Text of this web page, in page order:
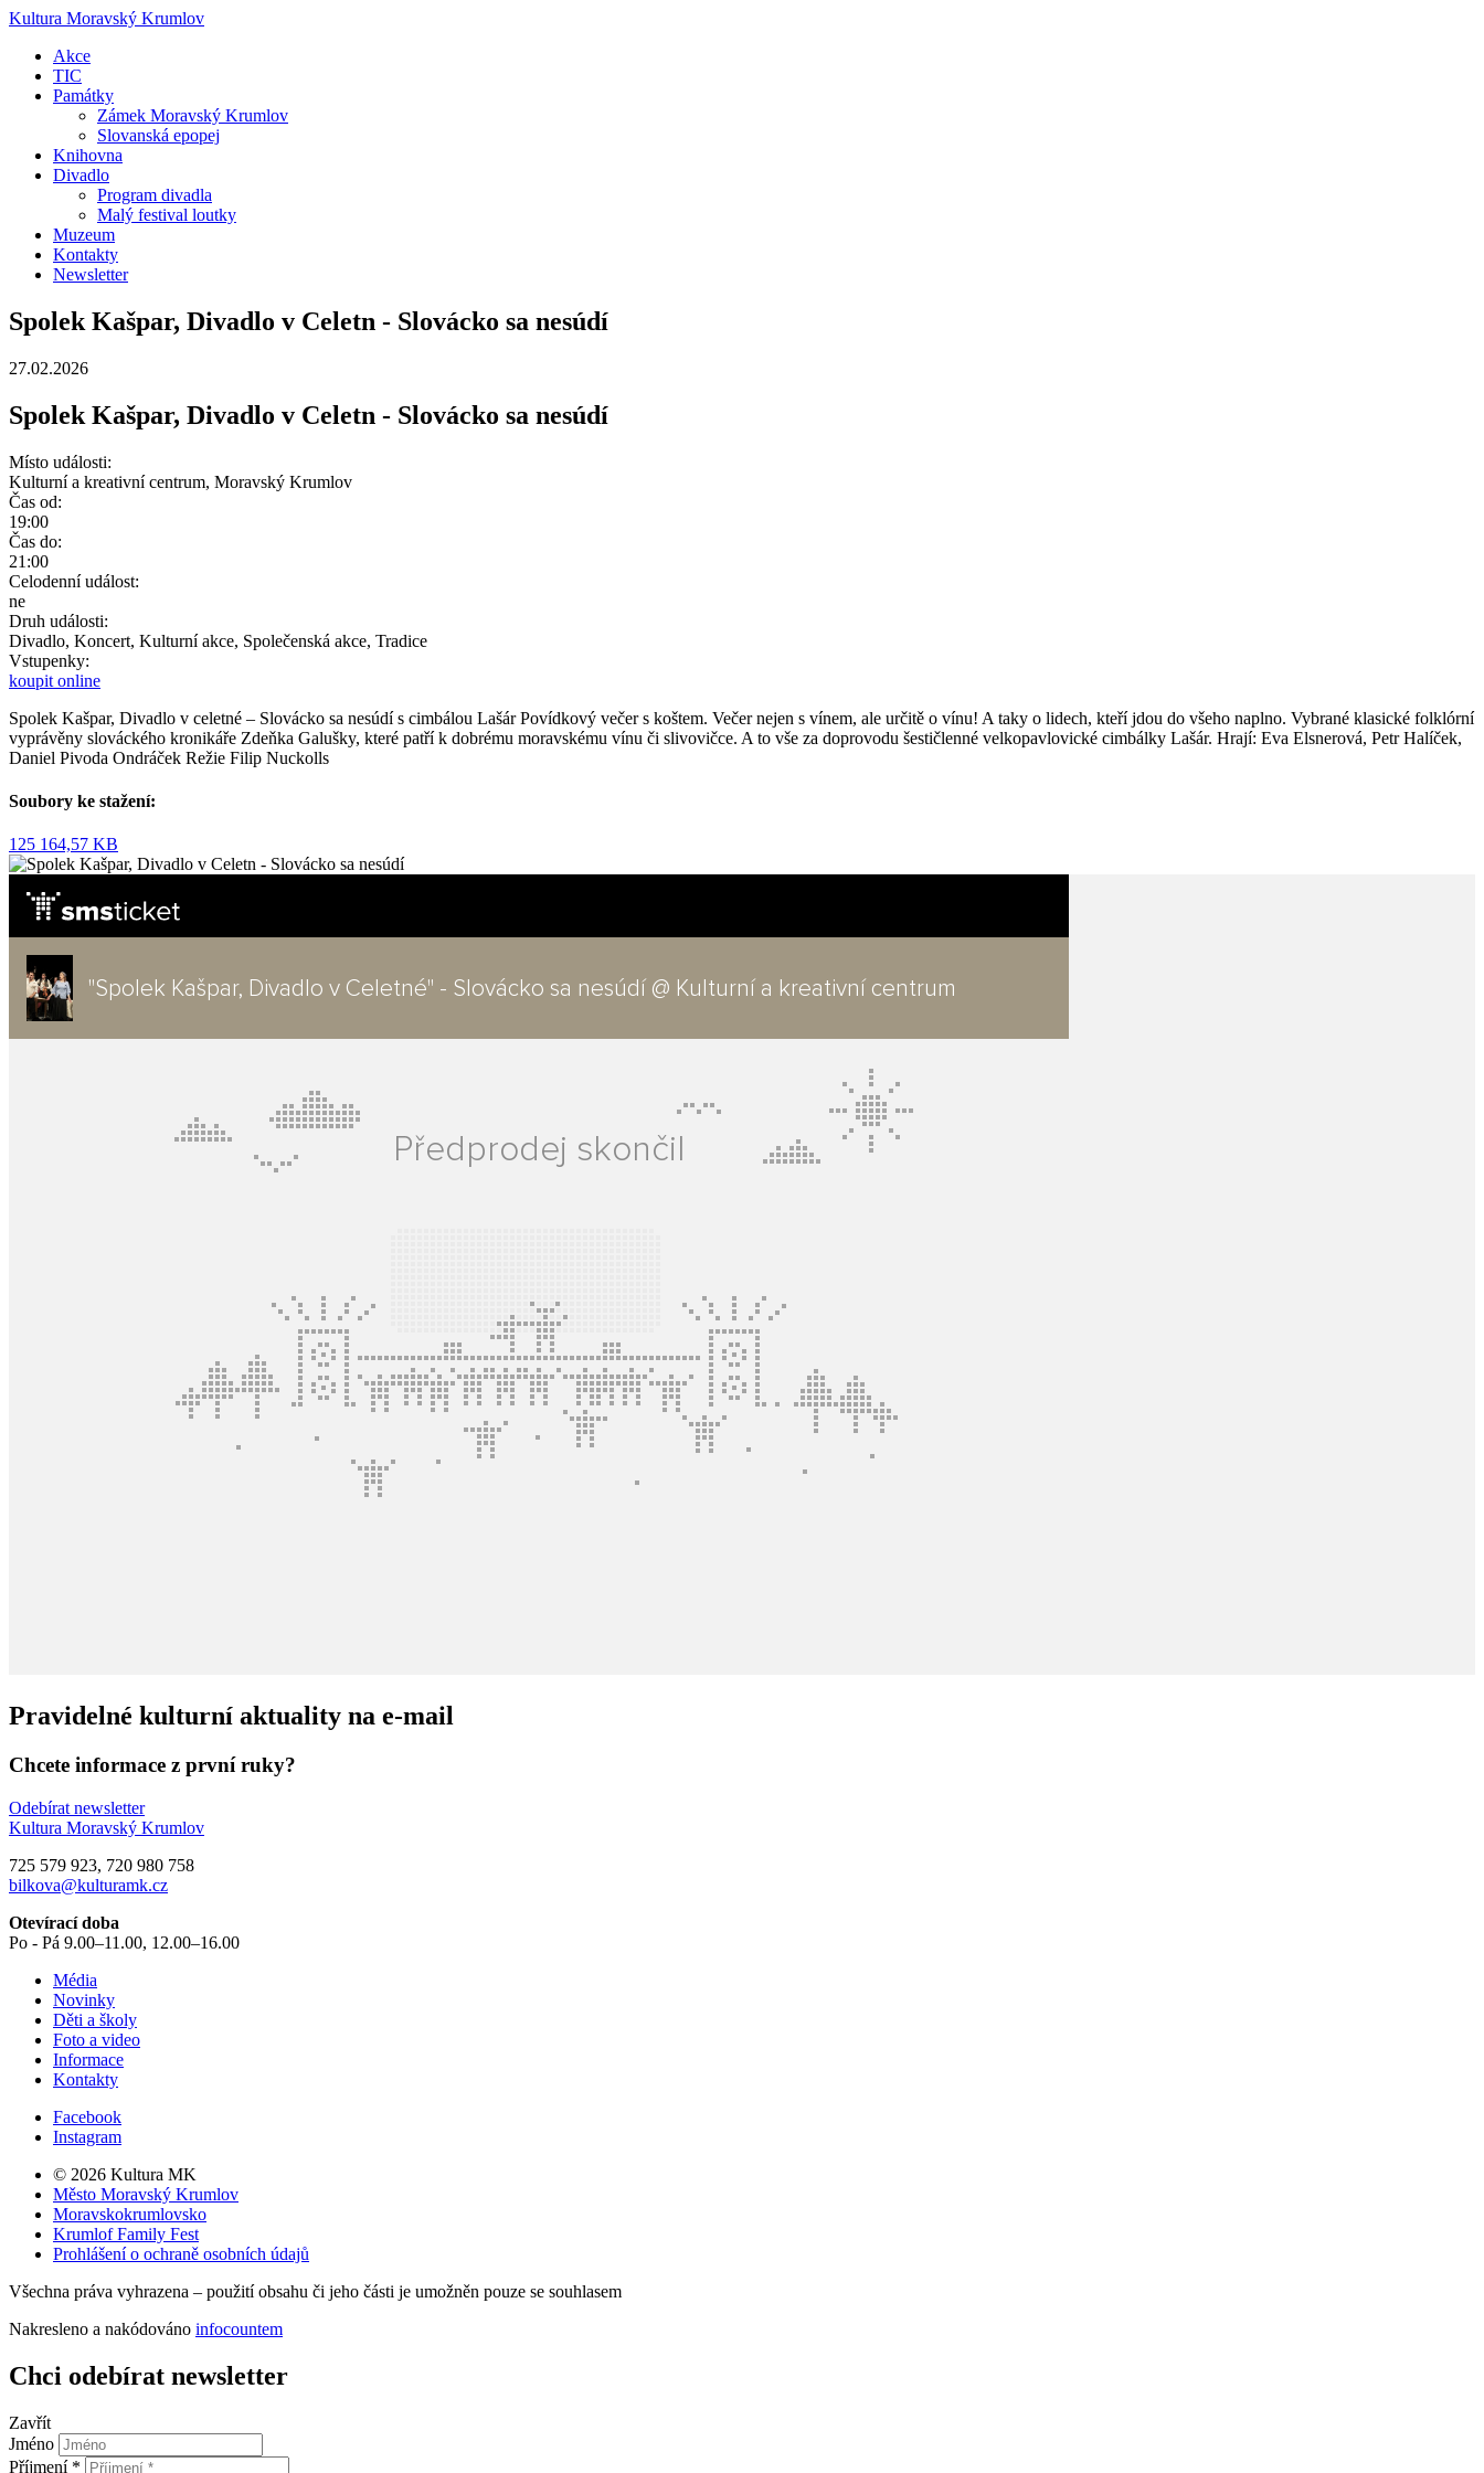
Kultura Moravský Krumlov
Akce
TIC
Památky
Zámek Moravský Krumlov
Slovanská epopej
Knihovna
Divadlo
Program divadla
Malý festival loutky
Muzeum
Kontakty
Newsletter
Spolek Kašpar, Divadlo v Celetn - Slovácko sa nesúdí
27.02.2026
Spolek Kašpar, Divadlo v Celetn - Slovácko sa nesúdí
Místo události:
Kulturní a kreativní centrum, Moravský Krumlov
Čas od:
19:00
Čas do:
21:00
Celodenní událost:
ne
Druh události:
Divadlo, Koncert, Kulturní akce, Společenská akce, Tradice
Vstupenky:
koupit online
Spolek Kašpar, Divadlo v celetné – Slovácko sa nesúdí s cimbálou Lašár Povídkový večer s koštem. Večer nejen s vínem, ale určitě o vínu! A taky o lidech, kteří jdou do všeho naplno. Vybrané klasické folklórní
vyprávěny slováckého kronikáře Zdeňka Galušky, které patří k dobrému moravskému vínu či slivovičce. A to vše za doprovodu šestičlenné velkopavlovické cimbálky Lašár. Hrají: Eva Elsnerová, Petr Halíček,
Daniel Pivoda Ondráček Režie Filip Nuckolls
Soubory ke stažení:
125 164,57 KB
Pravidelné kulturní aktuality na e-mail
Chcete informace z první ruky?
Odebírat newsletter
Kultura Moravský Krumlov
725 579 923, 720 980 758
bilkova@kulturamk.cz
Otevírací doba
Po - Pá 9.00–11.00, 12.00–16.00
Média
Novinky
Děti a školy
Foto a video
Informace
Kontakty
Facebook
Instagram
© 2026 Kultura MK
Město Moravský Krumlov
Moravskokrumlovsko
Krumlof Family Fest
Prohlášení o ochraně osobních údajů
Všechna práva vyhrazena – použití obsahu či jeho části je umožněn pouze se souhlasem
Nakresleno a nakódováno infocountem
Chci odebírat newsletter
Zavřít
Jméno
Příjmení *